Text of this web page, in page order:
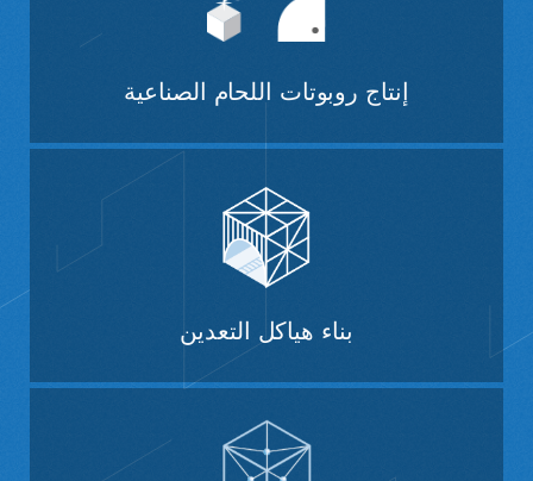
إنتاج روبوتات اللحام الصناعية
بناء هياكل التعدين